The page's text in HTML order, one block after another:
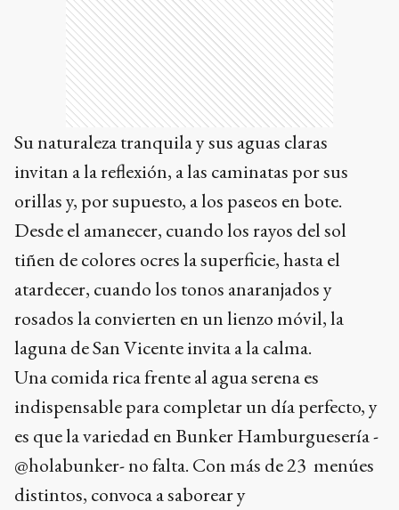
Su naturaleza tranquila y sus aguas claras
invitan a la reflexión, a las caminatas por sus
orillas y, por supuesto, a los paseos en bote.
Desde el amanecer, cuando los rayos del sol
tiñen de colores ocres la superficie, hasta el
atardecer, cuando los tonos anaranjados y
rosados la convierten en un lienzo móvil, la
laguna de San Vicente invita a la calma.
Una comida rica frente al agua serena es
indispensable para completar un día perfecto, y
es que la variedad en Bunker Hamburguesería -
@holabunker- no falta. Con más de 23 menúes
distintos, convoca a saborear y